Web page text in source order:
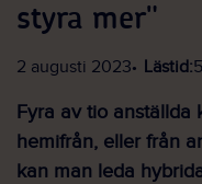
styra mer"
2 augusti 2023 Lästid:
Fyra av tio
hemifrån, eller från
kan man leda